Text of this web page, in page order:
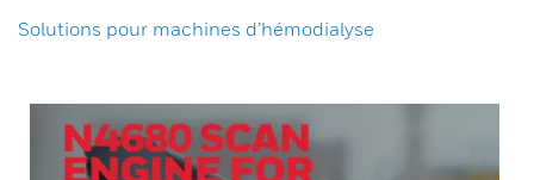
Solutions pour machines d’hémodialyse